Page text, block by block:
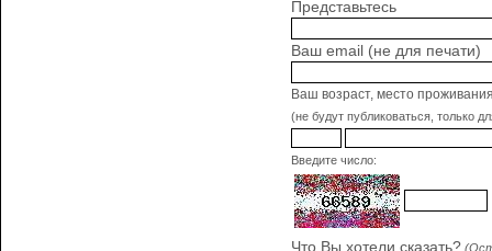
Представьтесь
Ваш email (не для печати)
Ваш возраст, место
(не будут публиковаться, только
Введите число:
Что Вы хотели сказать?